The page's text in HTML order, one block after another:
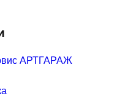
АРТГАРАЖ